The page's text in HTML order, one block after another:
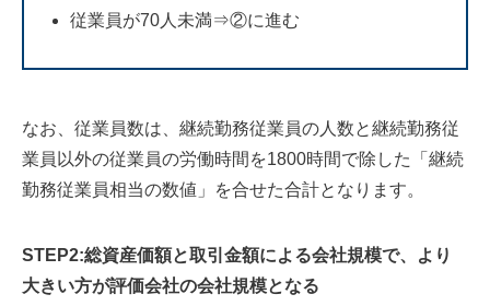
従業員が70人未満⇒②に進む
なお、従業員数は、継続勤務従業員の人数と継続勤務従
業員以外の従業員の労働時間を1800時間で除した「継続
勤務従業員相当の数値」を合せた合計となります。
STEP2:総資産価額と取引金額による会社規模で、より
大きい方が評価会社の会社規模となる